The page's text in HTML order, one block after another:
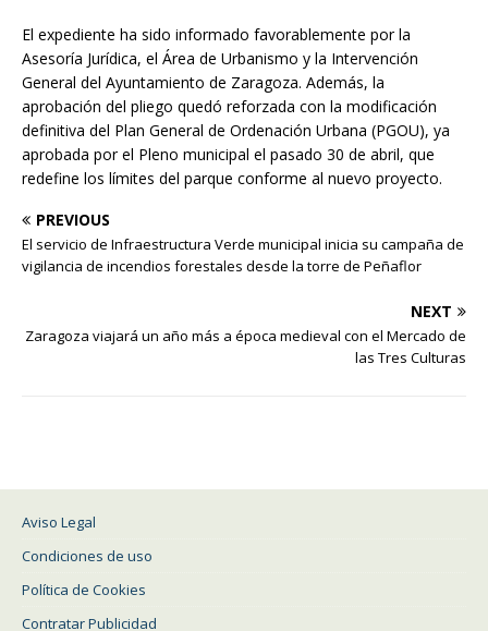
El expediente ha sido informado favorablemente por la
Asesoría Jurídica, el Área de Urbanismo y la Intervención
General del Ayuntamiento de Zaragoza. Además, la
aprobación del pliego quedó reforzada con la modificación
definitiva del Plan General de Ordenación Urbana (PGOU), ya
aprobada por el Pleno municipal el pasado 30 de abril, que
redefine los límites del parque conforme al nuevo proyecto.
PREVIOUS
El servicio de Infraestructura Verde municipal inicia su campaña de
vigilancia de incendios forestales desde la torre de Peñaflor
NEXT
Zaragoza viajará un año más a época medieval con el Mercado de
las Tres Culturas
Aviso Legal
Condiciones de uso
Política de Cookies
Contratar Publicidad